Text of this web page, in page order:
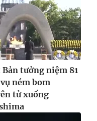
tưởng niệm 81
ném bom
tử xuống